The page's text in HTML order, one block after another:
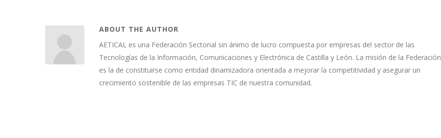
ABOUT THE AUTHOR
AETICAL es una Federación Sectorial sin ánimo de lucro compuesta por empresas del sector de las
Tecnologías de la Información, Comunicaciones y Electrónica de Castilla y León. La misión de la Federación
es la de constituirse como entidad dinamizadora orientada a mejorar la competitividad y asegurar un
crecimiento sostenible de las empresas TIC de nuestra comunidad.